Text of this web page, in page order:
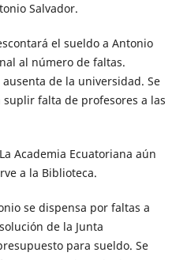
Salvador.
el sueldo a Antonio
al número de faltas.
de la universidad. Se
falta de profesores a las
La Academia Ecuatoriana aún
a la Biblioteca.
se dispensa por faltas a
de la Junta
para sueldo. Se